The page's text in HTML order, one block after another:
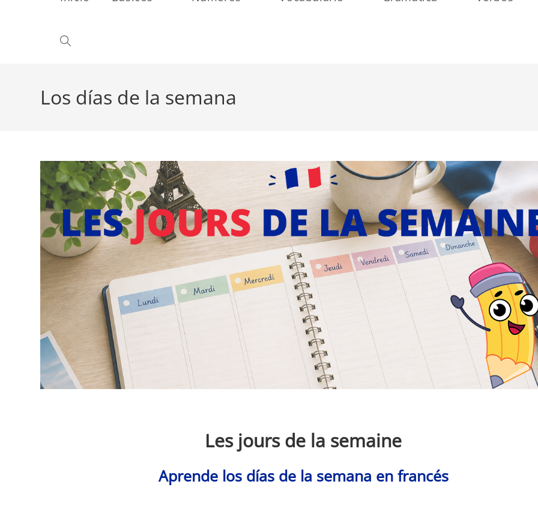
Alternar
la
web
Los días de la semana
Les jours de la semaine
Aprende los días de la semana en francés